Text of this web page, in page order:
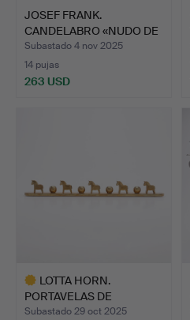
JOSEF FRANK.
CANDELABRO «NUDO DE
AMISTAD»,…
Subastado 4 nov 2025
14 pujas
263 USD
LOTTA HORN.
PORTAVELAS DE
ADVIENTO, «NOCTU…
Subastado 29 oct 2025